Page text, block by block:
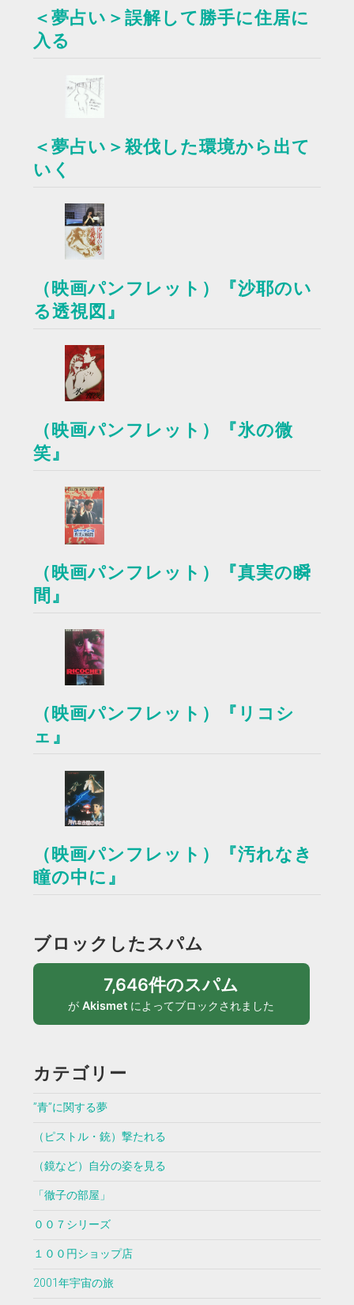
＜夢占い＞誤解して勝手に住居に
入る
＜夢占い＞殺伐した環境から出て
いく
（映画パンフレット）『沙耶のい
る透視図』
（映画パンフレット）『氷の微
笑』
（映画パンフレット）『真実の瞬
間』
（映画パンフレット）『リコシ
ェ』
（映画パンフレット）『汚れなき
瞳の中に』
ブロックしたスパム
7,646件のスパム
がAkismet によってブロックされました
カテゴリー
”青”に関する夢
（ピストル・銃）撃たれる
（鏡など）自分の姿を見る
「徹子の部屋」
００７シリーズ
１００円ショップ店
2001年宇宙の旅